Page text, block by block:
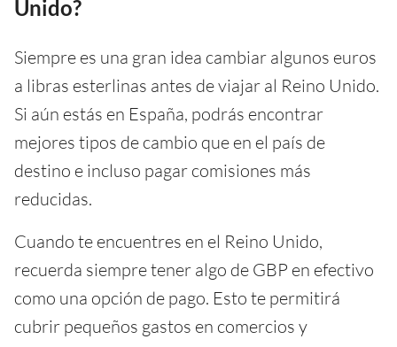
Unido?
Siempre es una gran idea cambiar algunos euros
a libras esterlinas antes de viajar al Reino Unido.
Si aún estás en España, podrás encontrar
mejores tipos de cambio que en el país de
destino e incluso pagar comisiones más
reducidas.
Cuando te encuentres en el Reino Unido,
recuerda siempre tener algo de GBP en efectivo
como una opción de pago. Esto te permitirá
cubrir pequeños gastos en comercios y